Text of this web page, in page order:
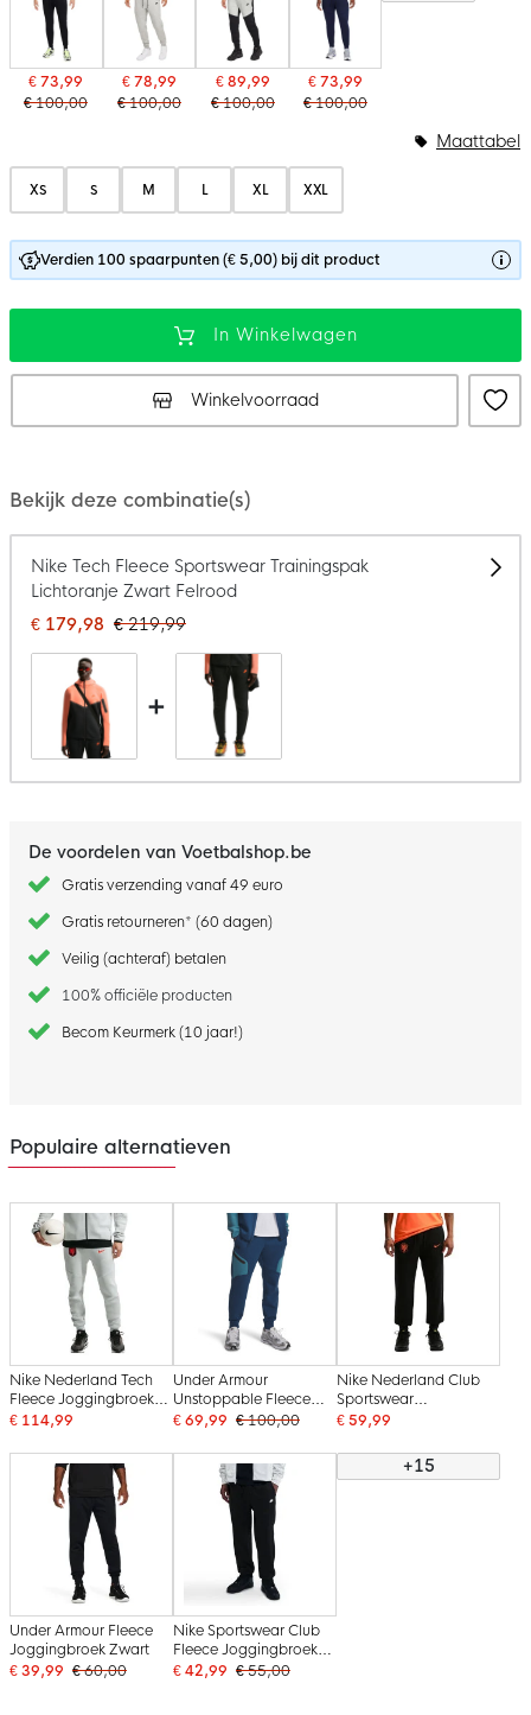
€ 73,99
€ 100,00
€ 78,99
€ 100,00
€ 89,99
€ 100,00
€ 73,99
€ 100,00
XS S M L XL XXL
Maattabel
Verdien 100 spaarpunten (€ 5,00) bij dit product
In Winkelwagen
Winkelvoorraad
Bekijk deze combinatie(s)
Nike Tech Fleece Sportswear Trainingspak
Lichtoranje Zwart Felrood
€ 179,98 € 219,99
+
De voordelen van Voetbalshop.be
Gratis verzending vanaf 49 euro
Gratis retourneren* (60 dagen)
Veilig (achteraf) betalen
100% officiële producten
Becom Keurmerk (10 jaar!)
Populaire alternatieven
Nike Nederland Tech
Fleece Joggingbroek
2026-2028 Lichtgrijs
€ 114,99
Under Armour
Unstoppable Fleece
Joggingbroek
Lichtblauw
€ 69,99 € 100,00
Nike Nederland Club
Sportswear
Joggingbroek 2026-
€ 59,99
Under Armour Fleece
Joggingbroek Zwart
€ 39,99 € 60,00
Nike Sportswear Club
Fleece Joggingbroek
Zwart Wit
€ 42,99 € 55,00
+15